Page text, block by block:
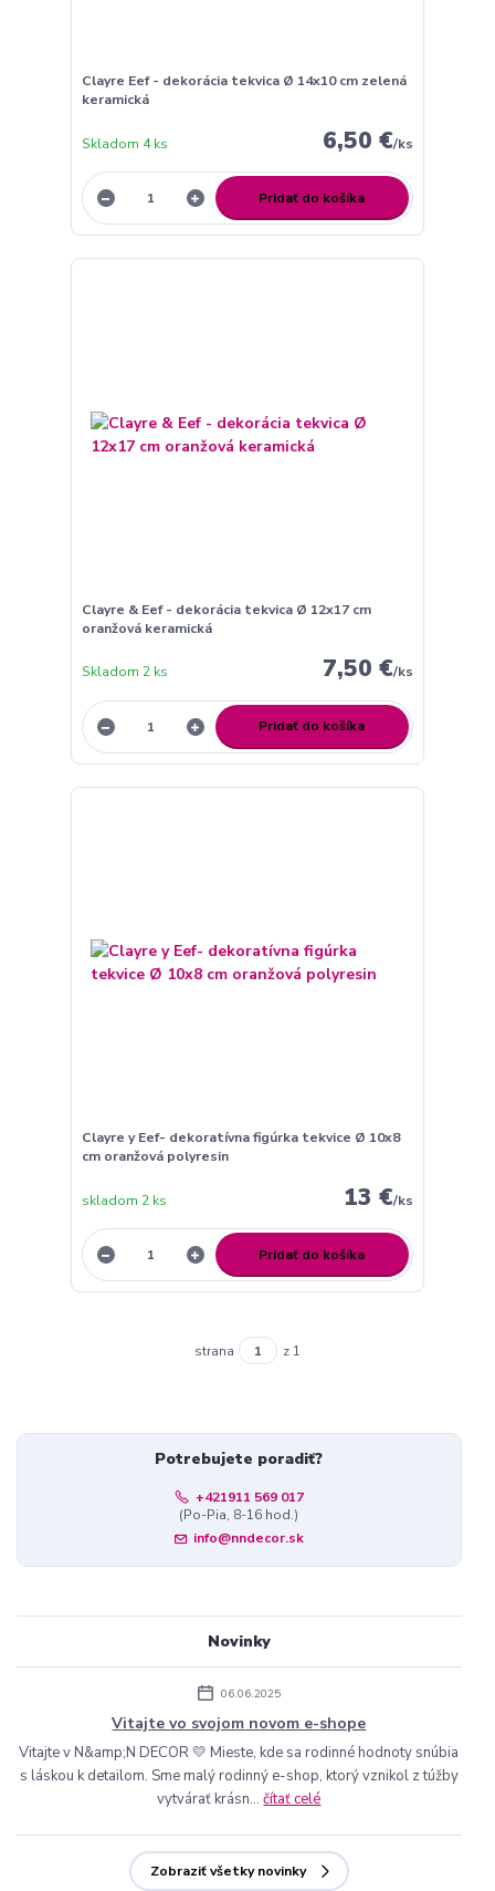
Clayre Eef - dekorácia tekvica Ø 14x10 cm zelená
keramická
6,50 €/ks
Skladom 4 ks
Pridať do košíka
Clayre & Eef - dekorácia tekvica Ø 12x17 cm
oranžová keramická
7,50 €/ks
Skladom 2 ks
Pridať do košíka
Clayre y Eef- dekoratívna figúrka tekvice Ø 10x8
cm oranžová polyresin
13 €/ks
skladom 2 ks
Pridať do košíka
strana z 1
Potrebujete poradiť?
+421911 569 017
(Po-Pia, 8-16 hod.)
info@nndecor.sk
Novinky
06.06.2025
Vitajte vo svojom novom e-shope
Vitajte v N&amp;N DECOR 💛 Mieste, kde sa rodinné hodnoty snúbia
s láskou k detailom. Sme malý rodinný e-shop, ktorý vznikol z túžby
vytvárať krásn...čítať celé
Zobraziť všetky novinky